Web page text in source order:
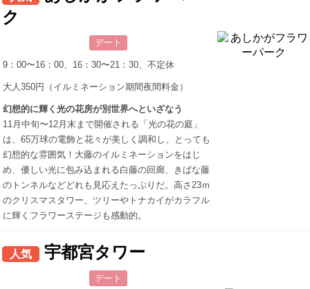
ク
デート
9：00〜16：00、16：30〜21：30、不定休
大人350円（イルミネーション期間夜間料金）
幻想的に輝く光の花房が別世界へといざなう
11月中旬〜12月末まで開催される「光の花の庭」
は、65万球の電飾と花々が美しく調和し、とっても
幻想的な雰囲気！大藤のイルミネーションをはじ
め、優しい光に包み込まれる白藤の回廊、きばな藤
のトンネルなどどれも見応えたっぷりだ。高さ23ｍ
のクリスマスタワー、ツリーやトナカイがカラフル
に輝くフラワーステージも感動的。
人気 宇都宮タワー
デート